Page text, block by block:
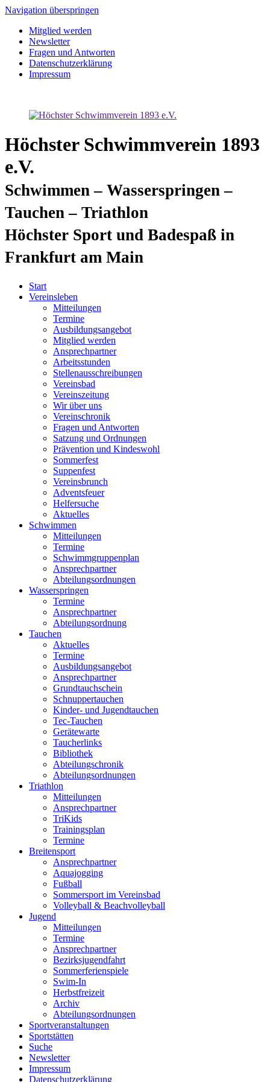
Navigation überspringen
Mitglied werden
Newsletter
Fragen und Antworten
Datenschutzerklärung
Impressum
Höchster Schwimmverein 1893
e.V.
Schwimmen – Wasserspringen –
Tauchen – Triathlon
Höchster Sport und Badespaß in
Frankfurt am Main
Start
Vereinsleben
Mitteilungen
Termine
Ausbildungsangebot
Mitglied werden
Ansprechpartner
Arbeitsstunden
Stellenausschreibungen
Vereinsbad
Vereinszeitung
Wir über uns
Vereinschronik
Fragen und Antworten
Satzung und Ordnungen
Prävention und Kindeswohl
Sommerfest
Suppenfest
Vereinsbrunch
Adventsfeuer
Helfersuche
Aktuelles
Schwimmen
Mitteilungen
Termine
Schwimmgruppenplan
Ansprechpartner
Abteilungsordnungen
Wasserspringen
Termine
Ansprechpartner
Abteilungsordnung
Tauchen
Aktuelles
Termine
Ausbildungsangebot
Ansprechpartner
Grundtauchschein
Schnuppertauchen
Kinder- und Jugendtauchen
Tec-Tauchen
Gerätewarte
Taucherlinks
Bibliothek
Abteilungschronik
Abteilungsordnungen
Triathlon
Mitteilungen
Ansprechpartner
TriKids
Trainingsplan
Termine
Breitensport
Ansprechpartner
Aquajogging
Fußball
Sommersport im Vereinsbad
Volleyball & Beachvolleyball
Jugend
Mitteilungen
Termine
Ansprechpartner
Bezirksjugendfahrt
Sommerferienspiele
Swim-In
Herbstfreizeit
Archiv
Abteilungsordnungen
Sportveranstaltungen
Sportstätten
Suche
Newsletter
Impressum
Datenschutzerklärung